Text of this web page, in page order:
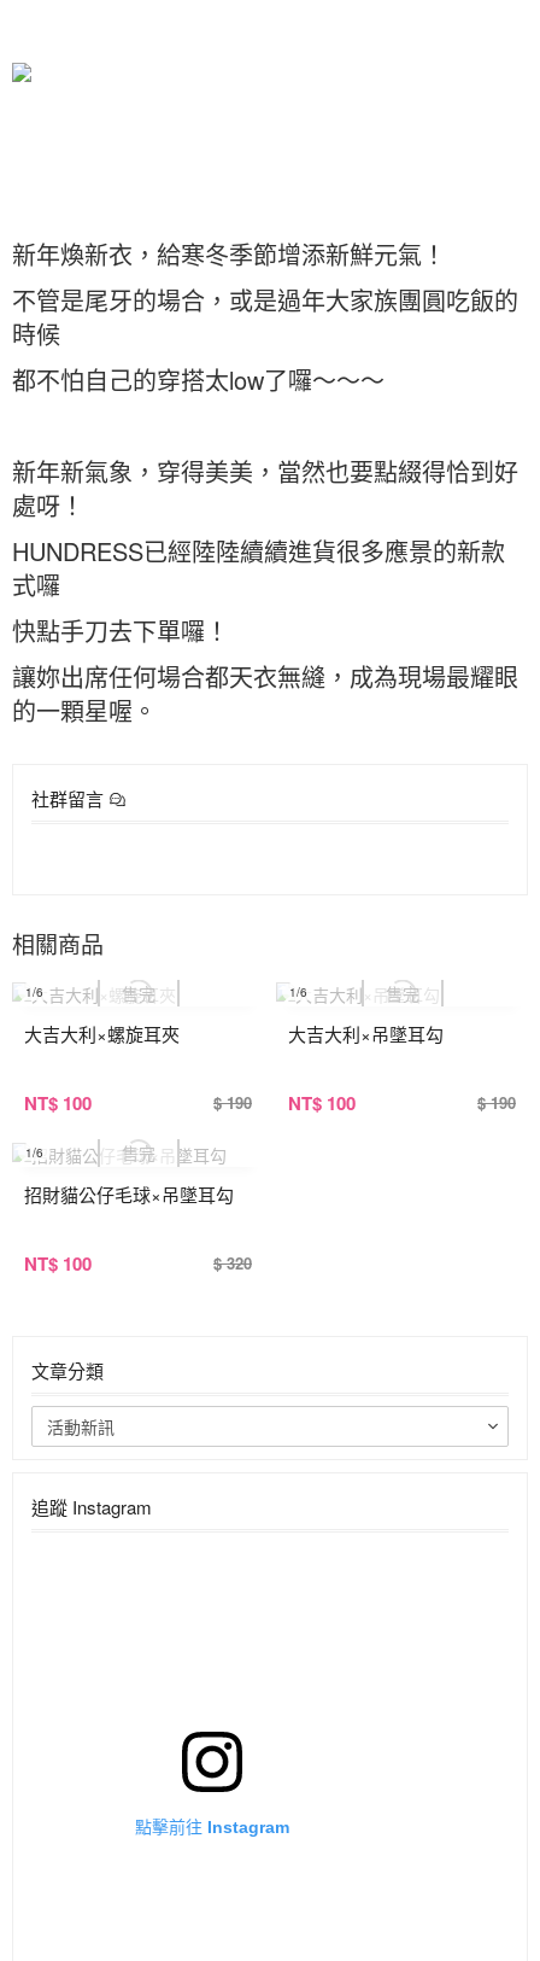
新年煥新衣，給寒冬季節增添新鮮元氣！
不管是尾牙的場合，或是過年大家族團圓吃飯的
時候
都不怕自己的穿搭太low了囉～～～
新年新氣象，穿得美美，當然也要點綴得恰到好
處呀！
HUNDRESS已經陸陸續續進貨很多應景的新款
式囉
快點手刀去下單囉！
讓妳出席任何場合都天衣無縫，成為現場最耀眼
的一顆星喔。
社群留言
相關商品
1/6
大吉大利×螺旋耳夾
NT$ 100 $ 190
1/6
大吉大利×吊墜耳勾
NT$ 100 $ 190
1/6
招財貓公仔毛球×吊墜耳勾
NT$ 100 $ 320
文章分類
活動新訊
追蹤 Instagram
點擊前往 Instagram